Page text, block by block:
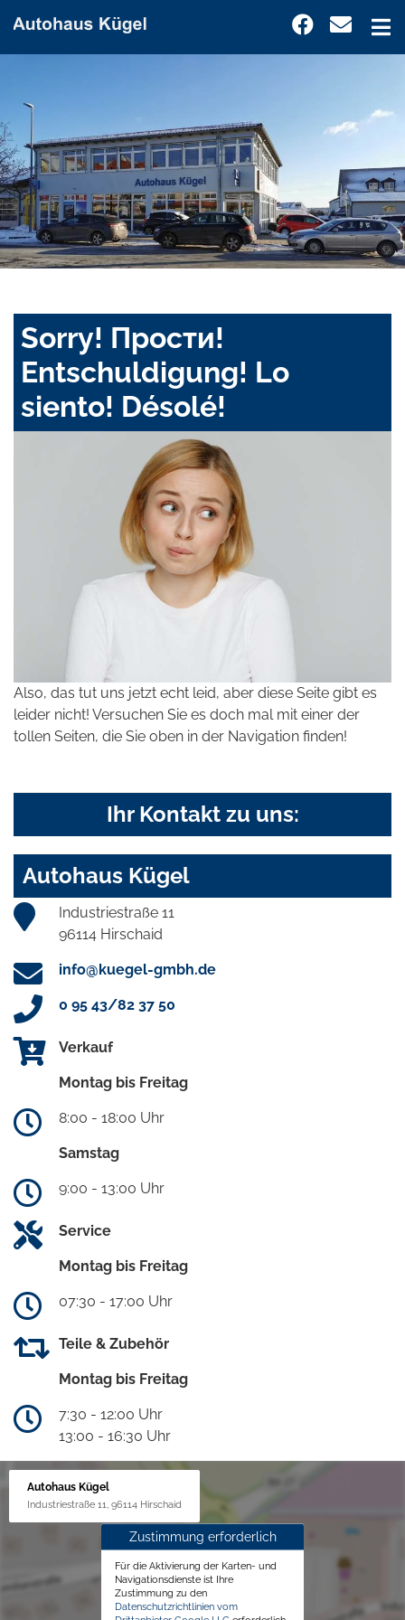
Sorry! Прости!
Entschuldigung! Lo
siento! Désolé!
Also, das tut uns jetzt echt leid, aber diese Seite gibt es
leider nicht! Versuchen Sie es doch mal mit einer der
tollen Seiten, die Sie oben in der Navigation finden!
Ihr Kontakt zu uns:
Autohaus Kügel
Industriestraße 11
96114 Hirschaid
info@kuegel-gmbh.de
0 95 43/82 37 50
Verkauf
Montag bis Freitag
8:00 - 18:00 Uhr
Samstag
9:00 - 13:00 Uhr
Service
Montag bis Freitag
07:30 - 17:00 Uhr
Teile & Zubehör
Montag bis Freitag
7:30 - 12:00 Uhr
13:00 - 16:30 Uhr
Autohaus Kügel
Industriestraße 11, 96114 Hirschaid
Zustimmung erforderlich
Für die Aktivierung der Karten- und
Navigationsdienste ist Ihre
Zustimmung zu den
Datenschutzrichtlinien vom